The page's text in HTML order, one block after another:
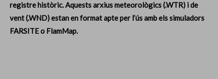
registre històric. Aquests arxius meteorològics (.WTR) i de
vent (.WND) estan en format apte per l’ús amb els simuladors
FARSITE o FlamMap.